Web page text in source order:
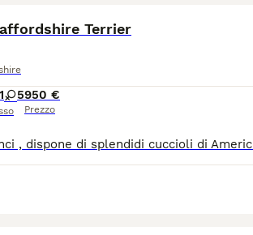
Terrier
1 5950 €
Prezzo